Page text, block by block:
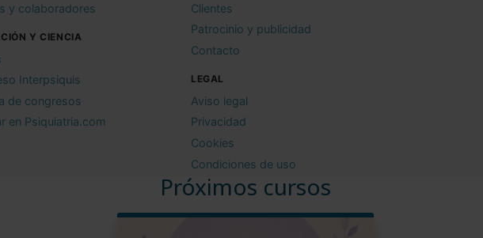
Próximos cursos
y colaboradores
Y CIENCIA
Interpsiquis
de congresos
en Psiquiatria.com
Clientes
Patrocinio y publicidad
Contacto
LEGAL
Aviso legal
Privacidad
Cookies
Condiciones de uso